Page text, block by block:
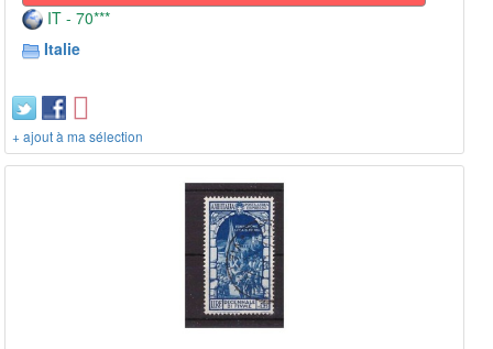
IT - 70***
Italie
+ ajout à ma sélection